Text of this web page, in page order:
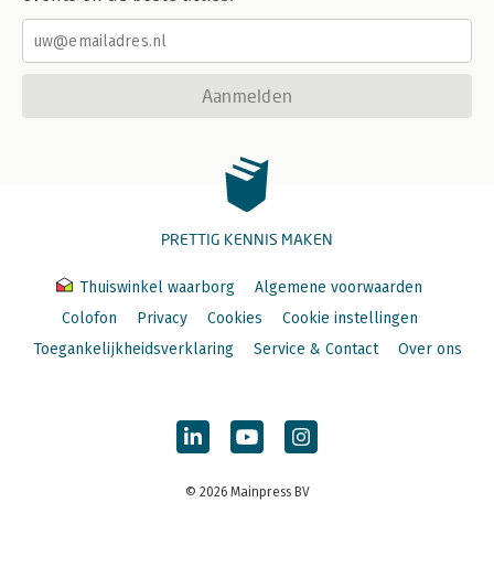
Aanmelden
PRETTIG KENNIS MAKEN
Thuiswinkel waarborg
Algemene voorwaarden
Colofon
Privacy Cookies
Cookie instellingen
Toegankelijkheidsverklaring
Service & Contact Over ons
© 2026 Mainpress BV